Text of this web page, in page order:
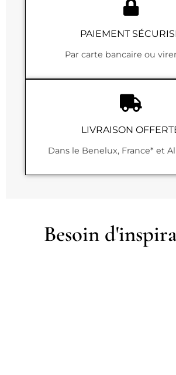
PAIEMENT
Par carte bancaire ou
LIVRAISON
Dans le Benelux, France* et
Besoin